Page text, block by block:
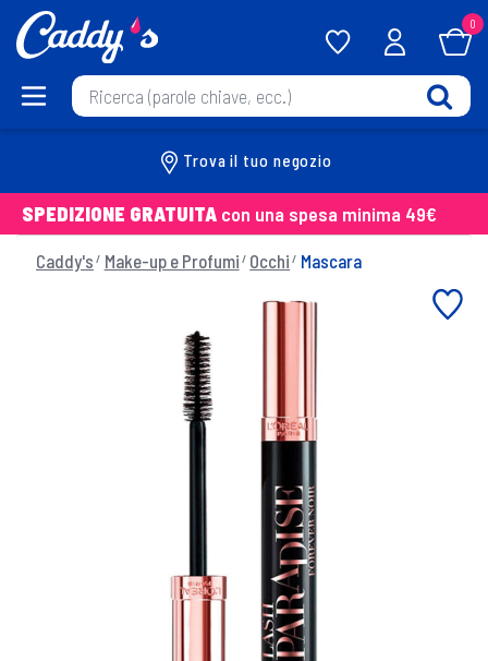
0
Trova il tuo negozio
SPEDIZIONE GRATUITA con una spesa minima 49€
Caddy's Make-up e Profumi Occhi Mascara